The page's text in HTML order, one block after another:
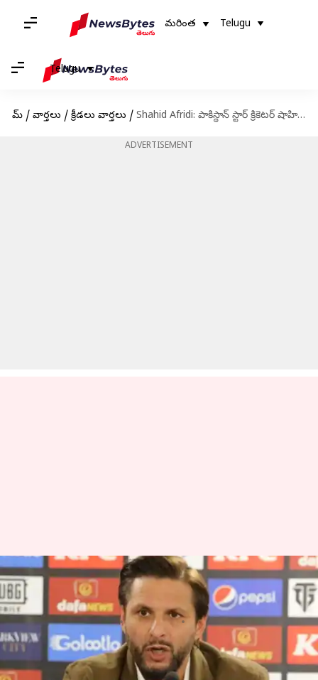
మరింత Telugu
Telugu
హోమ్ / వార్తలు / క్రీడలు వార్తలు / Shahid Afridi: పాకిస్థాన్ స్టార్ క్రికెటర్ షాహిద్ అఫ్రిది సోదరి మృతి
ADVERTISEMENT
Shahid Afridi: పాకిస్థాన్ స్టార్ క్రికెటర్
షాహిద్ అఫ్రిది సోదరి మృతి
వ్రాసిన వారు Jayachandra Akuri Oct 17, 2023 03:10 pm
ఈ వార్తాకథనం ఏంటి